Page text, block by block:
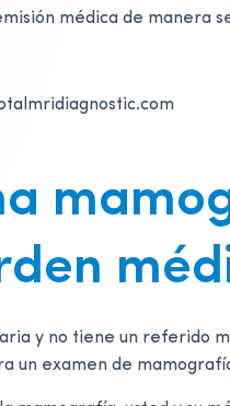
médica de manera
y no tiene un referido
un examen de